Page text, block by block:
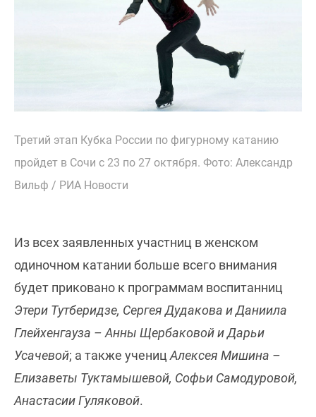
Третий этап Кубка России по фигурному катанию
пройдет в Сочи с 23 по 27 октября. Фото: Александр
Вильф / РИА Новости
Из всех заявленных участниц в женском
одиночном катании больше всего внимания
будет приковано к программам воспитанниц
Этери Тутберидзе, Сергея Дудакова и Даниила
Глейхенгауза – Анны Щербаковой и Дарьи
Усачевой; а также учениц Алексея Мишина –
Елизаветы Туктамышевой, Софьи Самодуровой,
Анастасии Гуляковой.